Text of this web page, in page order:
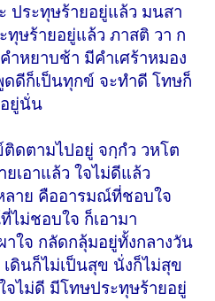
ประทุษร้ายอยู่แล้ว มนสา
ทุษร้ายอยู่แล้ว ภาสติ วา ก
ำหยาบช้า มีคำเศร้าหมอง
ดีก็เป็นทุกข์ จะทำดี โทษก็
ยู่นั่น
ดตามไปอยู่ จกฺกํว วหโต
เอาแล้ว ใจไม่ดีแล้ว
ลาย คืออารมณ์ที่ชอบใจ
ไม่ชอบใจ ก็เอามา
ใจ กลัดกลุ้มอยู่ทั้งกลางวัน
ดินก็ไม่เป็นสุข นั่งก็ไม่สุข
ไม่ดี มีโทษประทุษร้ายอยู่